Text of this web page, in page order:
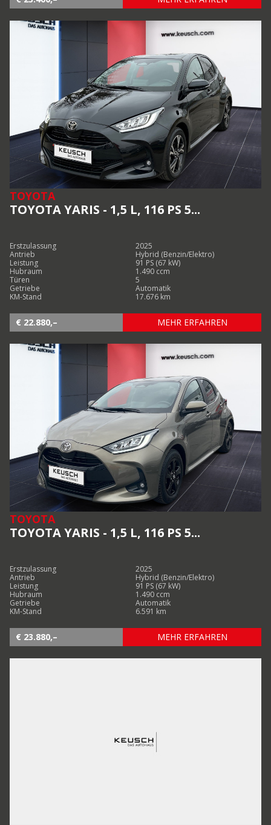
TOYOTA
TOYOTA YARIS - 1,5 L, 116 PS 5...
Erstzulassung
2025
Antrieb
Hybrid (Benzin/Elektro)
Leistung
91 PS (67 kW)
Hubraum
1.490 ccm
Türen
5
Getriebe
Automatik
KM-Stand
17.676 km
€ 22.880,– MEHR ERFAHREN
TOYOTA
TOYOTA YARIS - 1,5 L, 116 PS 5...
Erstzulassung
2025
Antrieb
Hybrid (Benzin/Elektro)
Leistung
91 PS (67 kW)
Hubraum
1.490 ccm
Getriebe
Automatik
KM-Stand
6.591 km
€ 23.880,– MEHR ERFAHREN